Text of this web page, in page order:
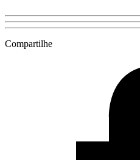
Compartilhe